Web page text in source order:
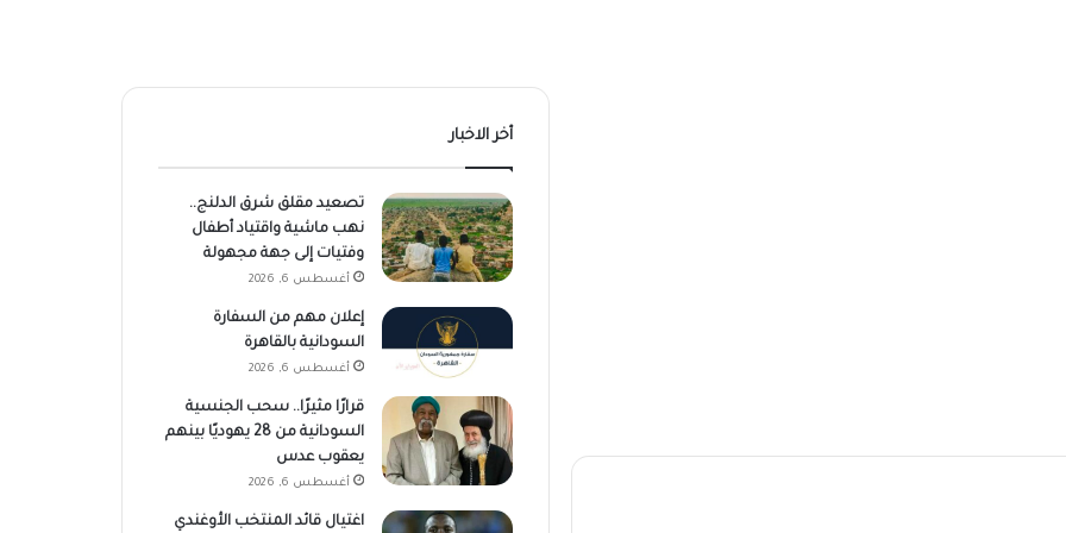
أخر الاخبار
تصعيد مقلق شرق الدلنج..
نهب ماشية واقتياد أطفال
وفتيات إلى جهة مجهولة
أغسطس 6, 2026
إعلان مهم من السفارة
السودانية بالقاهرة
أغسطس 6, 2026
قرارًا مثيرًا.. سحب الجنسية
السودانية من 28 يهوديًا بينهم
يعقوب عدس
أغسطس 6, 2026
اغتيال قائد المنتخب الأوغندي